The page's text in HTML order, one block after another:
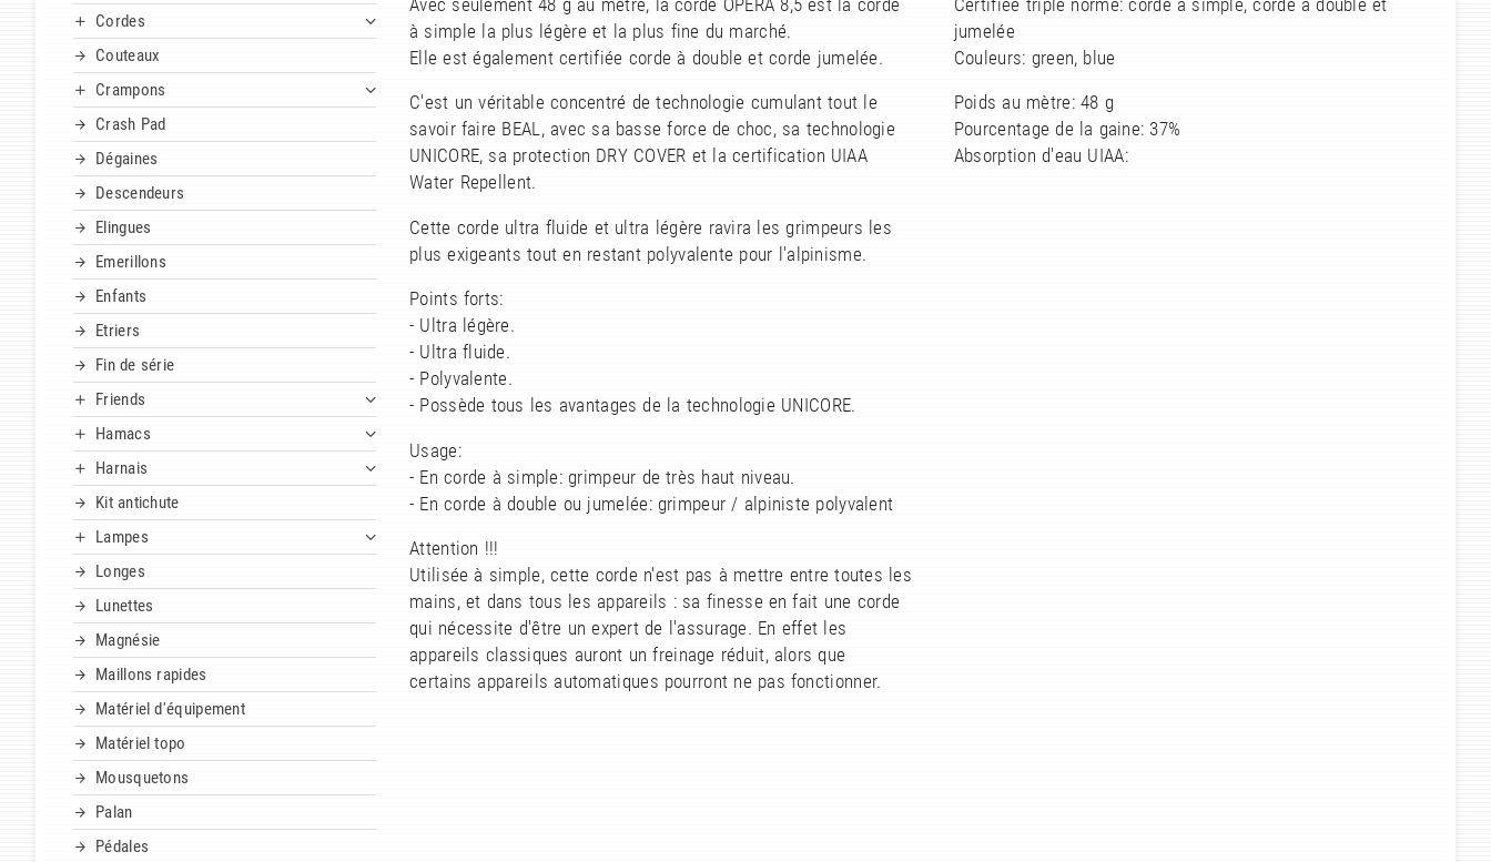
Cordes
Couteaux
Crampons
Crash Pad
Dégaines
Descendeurs
Elingues
Emerillons
Enfants
Etriers
Fin de série
Friends
Hamacs
Harnais
Kit antichute
Lampes
Longes
Lunettes
Magnésie
Maillons rapides
Matériel d'équipement
Matériel topo
Mousquetons
Palan
Pédales
Avec seulement 48 g au mètre, la corde OPERA 8,5 est la corde
à simple la plus légère et la plus fine du marché.
Elle est également certifiée corde à double et corde jumelée.
C'est un véritable concentré de technologie cumulant tout le
savoir faire BEAL, avec sa basse force de choc, sa technologie
UNICORE, sa protection DRY COVER et la certification UIAA
Water Repellent.
Cette corde ultra fluide et ultra légère ravira les grimpeurs les
plus exigeants tout en restant polyvalente pour l'alpinisme.
Points forts:
- Ultra légère.
- Ultra fluide.
- Polyvalente.
- Possède tous les avantages de la technologie UNICORE.
Usage:
- En corde à simple: grimpeur de très haut niveau.
- En corde à double ou jumelée: grimpeur / alpiniste polyvalent
Attention !!!
Utilisée à simple, cette corde n'est pas à mettre entre toutes les
mains, et dans tous les appareils : sa finesse en fait une corde
qui nécessite d'être un expert de l'assurage. En effet les
appareils classiques auront un freinage réduit, alors que
certains appareils automatiques pourront ne pas fonctionner.
Certifiée triple norme: corde à simple, corde à double et
jumelée
Couleurs: green, blue
Poids au mètre: 48 g
Pourcentage de la gaine: 37%
Absorption d'eau UIAA: